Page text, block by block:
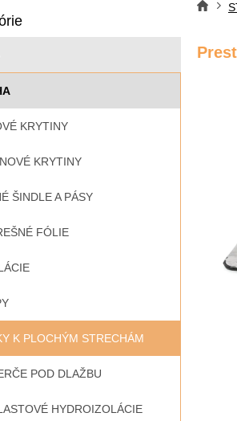
KRYTINY
KRYTINY
ŠINDLE A PÁSY
FÓLIE
K PLOCHÝM STRECHÁM
POD DLAŽBU
HYDROIZOLÁCIE